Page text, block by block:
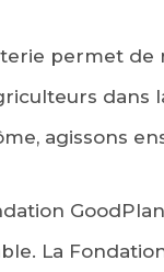
permet
dans
agissons
La